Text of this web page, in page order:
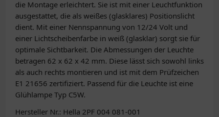
die Montage erleichtert. Sie ist mit einer Leuchtfunktion
ausgestattet, die als weißes (glasklares) Positionslicht
dient. Mit einer Nennspannung von 12/24 Volt und
einer Lichtscheibenfarbe in weiß (glasklar) sorgt sie für
optimale Sichtbarkeit. Die Abmessungen der Leuchte
betragen 62 x 62 x 42 mm. Diese lässt sich sowohl links
als auch rechts montieren und ist mit dem Prüfzeichen
E1 21656 zertifiziert. Passend für die Leuchte ist eine
Glühlampe Typ C5W.
Hersteller Nr.: Hella 2PF 004 081-001